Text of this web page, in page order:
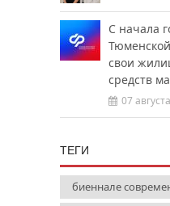
С начала
свои
средств
07
ТЕГИ
биеннале